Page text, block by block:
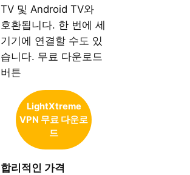
TV 및 Android TV와
호환됩니다. 한 번에 세
기기에 연결할 수도 있
습니다. 무료 다운로드
버튼
LightXtreme
VPN 무료 다운로
드
합리적인 가격